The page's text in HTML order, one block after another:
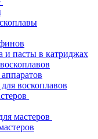
и пасты в катриджах
воскоплавов
мастеров